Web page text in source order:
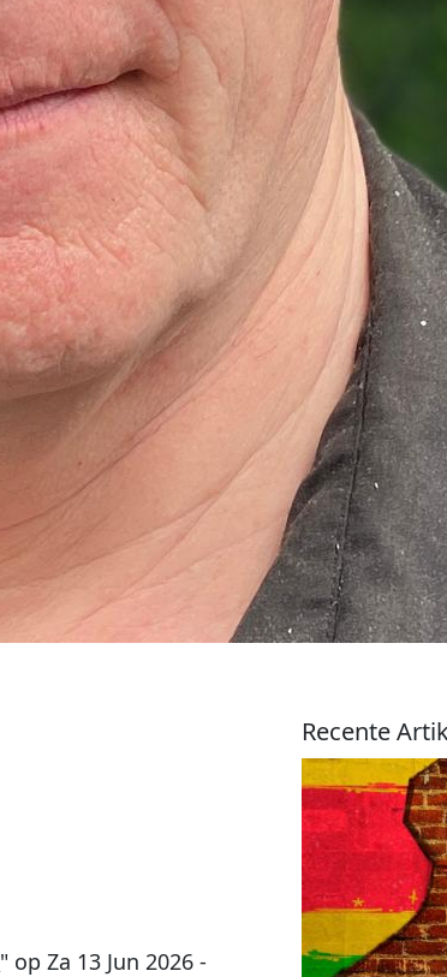
" opZa 13 Jun 2026 -
Recente